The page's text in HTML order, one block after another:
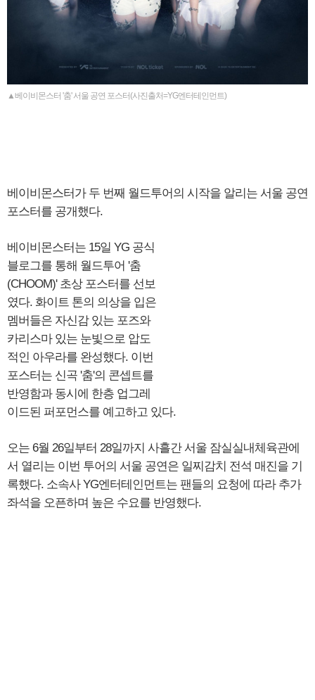
▲베이비몬스터 '춤' 서울 공연 포스터(사진출처=YG엔터테인먼트)
베이비몬스터가 두 번째 월드투어의 시작을 알리는 서울 공연
포스터를 공개했다.
베이비몬스터는 15일 YG 공식
블로그를 통해 월드투어 '춤
(CHOOM)' 초상 포스터를 선보
였다. 화이트 톤의 의상을 입은
멤버들은 자신감 있는 포즈와
카리스마 있는 눈빛으로 압도
적인 아우라를 완성했다. 이번
포스터는 신곡 '춤'의 콘셉트를
반영함과 동시에 한층 업그레
이드된 퍼포먼스를 예고하고 있다.
오는 6월 26일부터 28일까지 사흘간 서울 잠실실내체육관에
서 열리는 이번 투어의 서울 공연은 일찌감치 전석 매진을 기
록했다. 소속사 YG엔터테인먼트는 팬들의 요청에 따라 추가
좌석을 오픈하며 높은 수요를 반영했다.